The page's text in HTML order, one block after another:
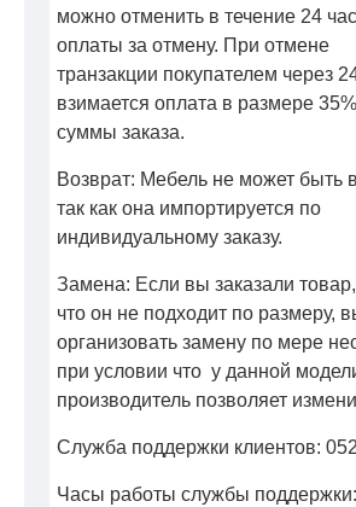
можно отменить в течение 24
оплаты за отмену. При отмене
транзакции покупателем через
взимается оплата в размере
суммы заказа.
Возврат: Мебель не может быть
так как она импортируется по
индивидуальному заказу.
Замена: Если вы заказали
что он не подходит по размеру,
организовать замену по мере
при условии что у данной
производитель позволяет
Служба поддержки клиентов:
Часы работы службы